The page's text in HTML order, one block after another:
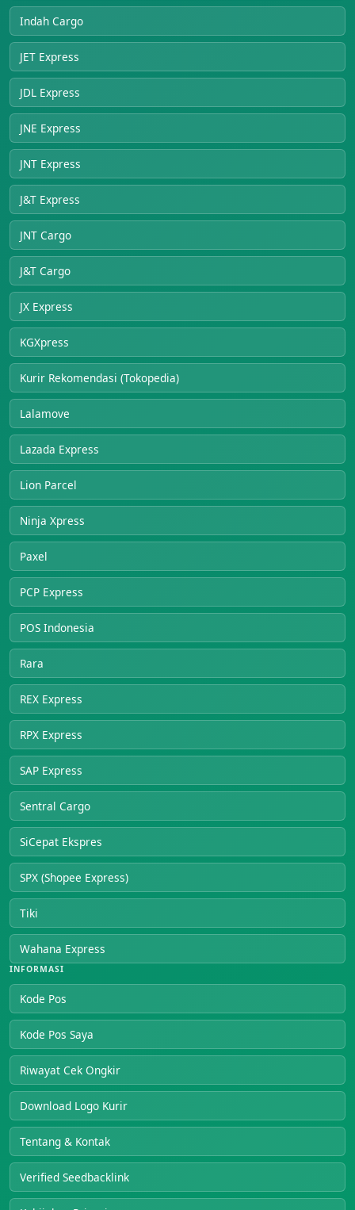
Indah Cargo
JET Express
JDL Express
JNE Express
JNT Express
J&T Express
JNT Cargo
J&T Cargo
JX Express
KGXpress
Kurir Rekomendasi (Tokopedia)
Lalamove
Lazada Express
Lion Parcel
Ninja Xpress
Paxel
PCP Express
POS Indonesia
Rara
REX Express
RPX Express
SAP Express
Sentral Cargo
SiCepat Ekspres
SPX (Shopee Express)
Tiki
Wahana Express
INFORMASI
Kode Pos
Kode Pos Saya
Riwayat Cek Ongkir
Download Logo Kurir
Tentang & Kontak
Verified Seedbacklink